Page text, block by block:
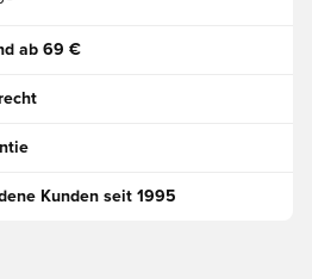
ab 69 €
Kunden seit 1995